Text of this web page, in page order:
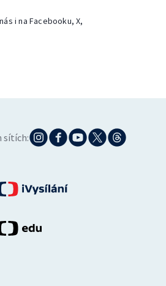
i na Facebooku, X,
sítích: